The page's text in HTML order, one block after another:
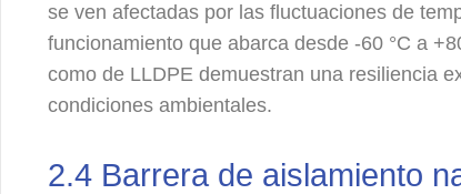
se ven afectadas por las fluctuaciones de
funcionamiento que abarca desde -60 °C a
como de LLDPE demuestran una resiliencia
condiciones ambientales.
2.4 Barrera de aislamiento